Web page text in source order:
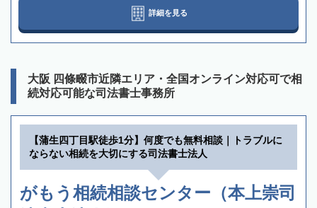
詳細を見る
大阪 四條畷市近隣エリア・全国オンライン対応可で相
続対応可能な司法書士事務所
【蒲生四丁目駅徒歩1分】何度でも無料相談｜トラブルに
ならない相続を大切にする司法書士法人
がもう相続相談センター（本上崇司